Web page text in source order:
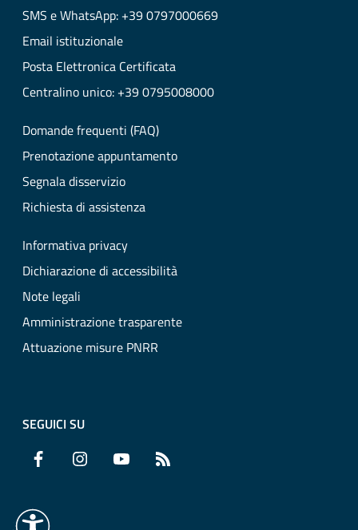
SMS e WhatsApp: +39 0797000669
Email istituzionale
Posta Elettronica Certificata
Centralino unico: +39 0795008000
Domande frequenti (FAQ)
Prenotazione appuntamento
Segnala disservizio
Richiesta di assistenza
Informativa privacy
Dichiarazione di accessibilità
Note legali
Amministrazione trasparente
Attuazione misure PNRR
SEGUICI SU
Facebook Instagram YouTube